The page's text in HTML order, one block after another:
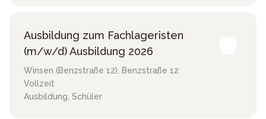
Ausbildung zum Fachlageristen
(m/w/d) Ausbildung 2026
Winsen (Benzstraße 12), Benzstraße 12
Vollzeit
Ausbildung, Schüler